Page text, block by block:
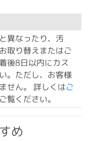
異なったり、汚
取り替えまたはご
後8日以内にカス
。ただし、お客様
せん。 詳しくはご
覧ください。
め